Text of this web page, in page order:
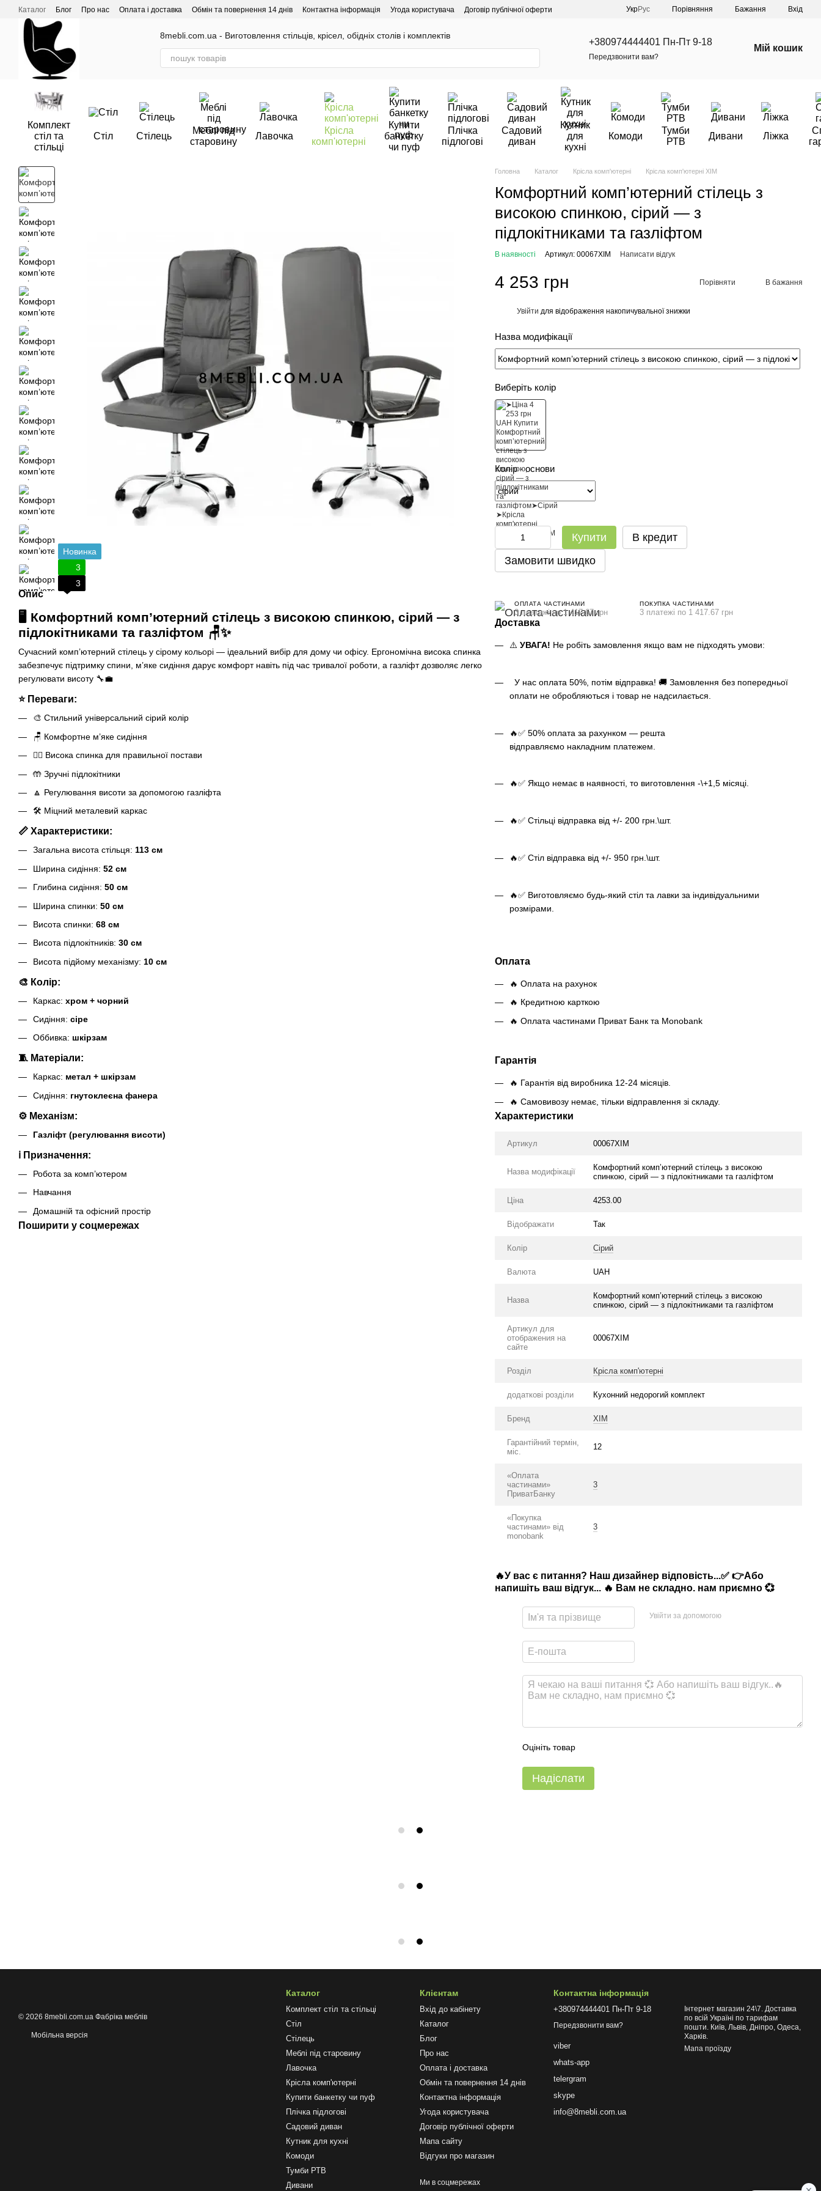
Перейти до основного контенту
Каталог Блог Про нас Оплата і доставка Обмін та повернення 14 днів Контактна інформація Угода користувача
Договір публічної оферти
Відгуки про магазин
УкрРус Порівняння Бажання Вхід
8mebli.com.ua - Виготовлення стільців, крісел, обідніх столів і комплектів
+380974444401 Пн-Пт 9-18
Передзвонити вам?
Мій кошик
Комплект
стіл та
стільці
Стіл Стілець
Меблі під
старовину
Лавочка
Крісла
комп'ютерні
Купити
банкетку
чи пуф
Плічка
підлогові
Садовий
диван
Кутник
для
кухні
Комоди
Тумби
РТВ
Дивани Ліжка
Новинка
3
3
Опис
🖥️ Комфортний комп’ютерний стілець з високою спинкою, сірий — з
підлокітниками та газліфтом 🪑✨
Сучасний комп’ютерний стілець у сірому кольорі — ідеальний вибір для дому чи офісу. Ергономічна висока спинка
забезпечує підтримку спини, м’яке сидіння дарує комфорт навіть під час тривалої роботи, а газліфт дозволяє легко
регулювати висоту 🔧💼
⭐ Переваги:
🎨 Стильний універсальний сірий колір
🪑 Комфортне м’яке сидіння
🧍‍♂️ Висока спинка для правильної постави
🤲 Зручні підлокітники
🔼 Регулювання висоти за допомогою газліфта
🛠 Міцний металевий каркас
📏 Характеристики:
Загальна висота стільця: 113 см
Ширина сидіння: 52 см
Глибина сидіння: 50 см
Ширина спинки: 50 см
Висота спинки: 68 см
Висота підлокітників: 30 см
Висота підйому механізму: 10 см
🎨 Колір:
Каркас: хром + чорний
Сидіння: сіре
Оббивка: шкірзам
🧵 Матеріали:
Каркас: метал + шкірзам
Сидіння: гнутоклеєна фанера
⚙️ Механізм:
Газліфт (регулювання висоти)
ℹ️ Призначення:
Робота за комп’ютером
Навчання
Домашній та офісний простір
Поширити у соцмережах
Головна Каталог Крісла комп'ютерні Крісла комп'ютерні XIM
Комфортний комп’ютерний стілець з
високою спинкою, сірий — з
підлокітниками та газліфтом
В наявності Артикул: 00067XIM Написати відгук
4 253 грн Порівняти В бажання
Увійти для відображення накопичувальної знижки
Назва модифікації
Виберіть колір
Колір - основи
Купити
В кредит
Замовити швидко
ОПЛАТА ЧАСТИНАМИ
3 платежі по 1 417.67 грн
ПОКУПКА ЧАСТИНАМИ
3 платежі по 1 417.67 грн
Доставка
⚠️УВАГА! Не робіть замовлення якщо вам не підходять умови:
У нас оплата 50%, потім відправка! 🚚 Замовлення без попередньої
оплати не обробляються і товар не надсилається.
🔥✅ 50% оплата за рахунком — решта
відправляємо накладним платежем.
🔥✅ Якщо немає в наявності, то виготовлення -\+1,5 місяці.
🔥✅ Стільці відправка від +/- 200 грн.\шт.
🔥✅ Стіл відправка від +/- 950 грн.\шт.
🔥✅ Виготовляємо будь-який стіл та лавки за індивідуальними
розмірами.
Оплата
🔥 Оплата на рахунок
🔥 Кредитною карткою
🔥 Оплата частинами Приват Банк та Monobank
Гарантія
🔥 Гарантія від виробника 12-24 місяців.
🔥 Самовивозу немає, тільки відправлення зі складу.
Характеристики
Артикул 00067XIM
Назва модифікації
Комфортний комп’ютерний стілець з високою
спинкою, сірий — з підлокітниками та газліфтом
Ціна 4253.00
Відображати Так
Колір Сірий
Валюта UAH
Назва
Комфортний комп’ютерний стілець з високою
спинкою, сірий — з підлокітниками та газліфтом
Артикул для
отображения на
сайте
00067XIM
Розділ Крісла комп'ютерні
додаткові розділи Кухонний недорогий комплект
Бренд XIM
Гарантійний термін,
міс.
12
«Оплата
частинами»
ПриватБанку
3
«Покупка
частинами» від
monobank
3
🔥У вас є питання? Наш дизайнер відповість...✅ 👉Або
напишіть ваш відгук... 🔥 Вам не складно. нам приємно 💞
Увійти за допомогою
Оцініть товар
Надіслати
© 2026 8mebli.com.ua Фабріка меблів
Мобільна версія
Каталог
Комплект стіл та стільці
Стіл
Стілець
Меблі під старовину
Лавочка
Крісла комп'ютерні
Купити банкетку чи пуф
Плічка підлогові
Садовий диван
Кутник для кухні
Комоди
Тумби РТВ
Дивани
Клієнтам
Вхід до кабінету
Каталог
Блог
Про нас
Оплата і доставка
Обмін та повернення 14 днів
Контактна інформація
Угода користувача
Договір публічної оферти
Мапа сайту
Відгуки про магазин
Ми в соцмережах
Контактна інформація
+380974444401 Пн-Пт 9-18
Передзвонити вам?
viber
whats-app
telergram
skype
info@8mebli.com.ua
Інтернет магазин 24\7. Доставка
по всій Україні по тарифам
пошти. Київ, Львів, Дніпро, Одеса,
Харків.
Мапа проїзду